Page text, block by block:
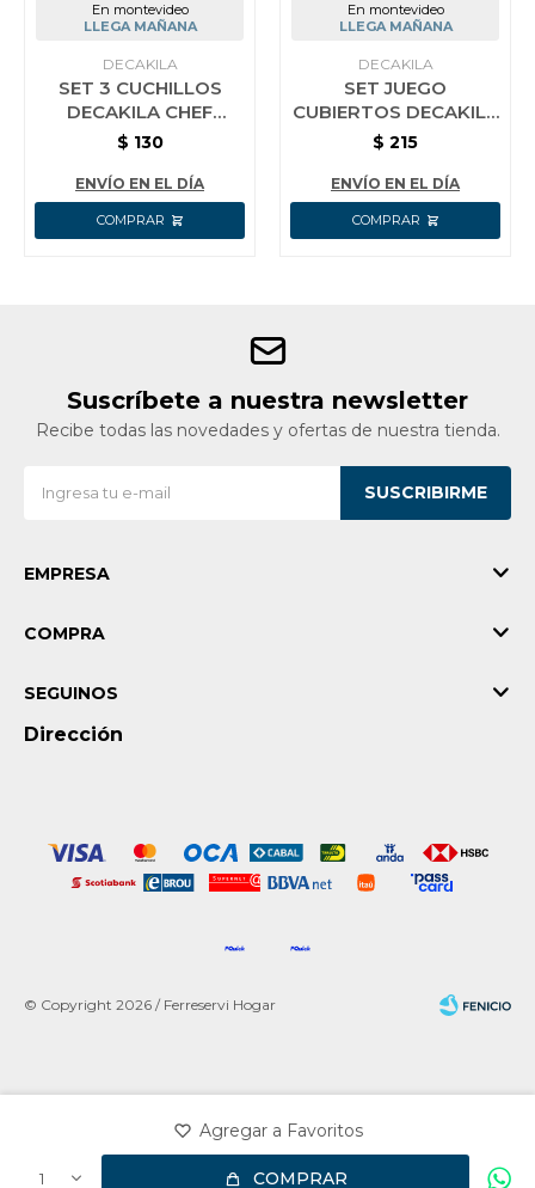
1 COMPRAR
En montevideo
LLEGA MAÑANA
DECAKILA
SET 3 CUCHILLOS
DECAKILA CHEF
COCINA MANGO
$ 130
ENVÍO EN EL DÍA
En montevideo
LLEGA MAÑANA
DECAKILA
SET JUEGO
CUBIERTOS DECAKILA
5 PIEZAS CUCHILLO
$ 215
ENVÍO EN EL DÍA
Suscríbete a nuestra newsletter
Recibe todas las novedades y ofertas de nuestra tienda.
SUSCRIBIRME
EMPRESA
COMPRA
Dirección
SEGUINOS
© Copyright 2026 / Ferreservi Hogar
Fenicio